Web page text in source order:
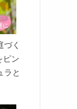
く
ピン
ラと